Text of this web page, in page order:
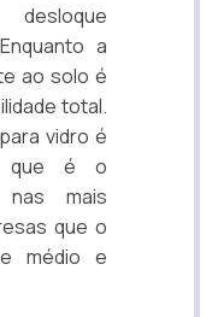
a
ao solo é
total.
vidro é
que é o
nas mais
que o
médio e